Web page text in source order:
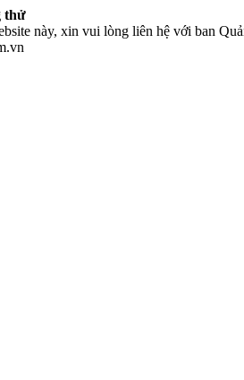
thử
này, xin vui lòng liên hệ với ban